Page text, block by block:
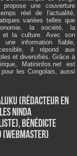
une couverture
réel de l'actualité,
variées telles que
la société, la
et la culture. Avec son
une information fiable,
il répond aux
et diversifiés. Grâce à
Matininfos.net est
pour les Congolais, aussi
(Rédacteur en
Ninda
Bénédicte